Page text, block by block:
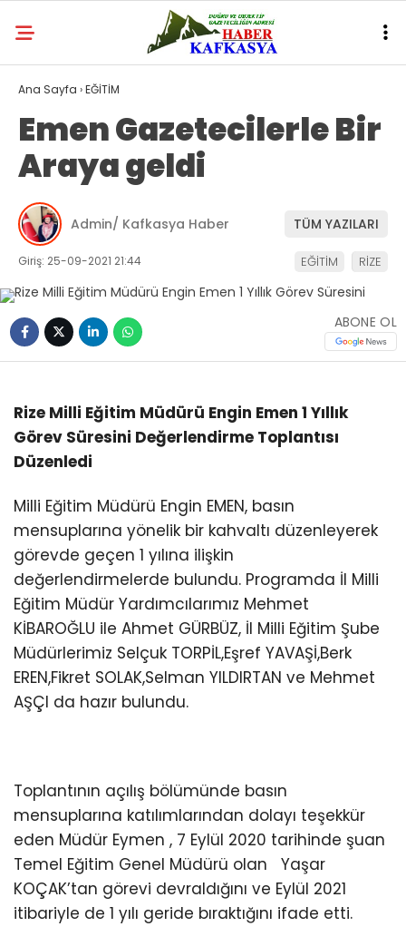
Ana Sayfa ›EĞİTİM
Emen Gazetecilerle Bir
Araya geldi
Admin/ Kafkasya Haber TÜM YAZILARI
Giriş: 25-09-2021 21:44 EĞİTİM RİZE
ABONE OL
Rize Milli Eğitim Müdürü Engin Emen 1 Yıllık
Görev Süresini Değerlendirme Toplantısı
Düzenledi
Milli Eğitim Müdürü Engin EMEN, basın
mensuplarına yönelik bir kahvaltı düzenleyerek
görevde geçen 1 yılına ilişkin
değerlendirmelerde bulundu. Programda İl Milli
Eğitim Müdür Yardımcılarımız Mehmet
KİBAROĞLU ile Ahmet GÜRBÜZ, İl Milli Eğitim Şube
Müdürlerimiz Selçuk TORPİL,Eşref YAVAŞİ,Berk
EREN,Fikret SOLAK,Selman YILDIRTAN ve Mehmet
AŞÇI da hazır bulundu.
Toplantının açılış bölümünde basın
mensuplarına katılımlarından dolayı teşekkür
eden Müdür Eymen , 7 Eylül 2020 tarihinde şuan
Temel Eğitim Genel Müdürü olan Yaşar
KOÇAK’tan görevi devraldığını ve Eylül 2021
itibariyle de 1 yılı geride bıraktığını ifade etti.